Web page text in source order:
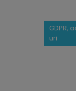
GDPR,
uri